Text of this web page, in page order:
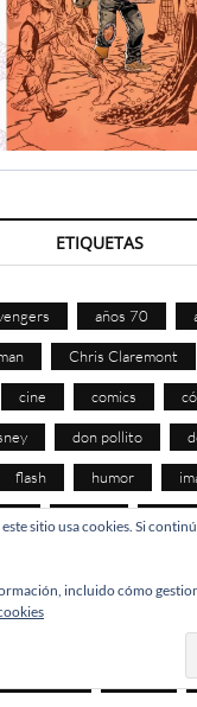
ETIQUETAS
años 70
Chris Claremont
cine comics
don pollito
flash humor
manga Marvel
superman
tv
sitio usa cookies. Si
incluido cómo